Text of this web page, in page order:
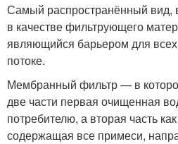
Самый распространённый вид,
в качестве фильтрующего
являющийся барьером для
потоке.
Мембранный фильтр — в
две части первая очищенная
потребителю, а вторая часть
содержащая все примеси,